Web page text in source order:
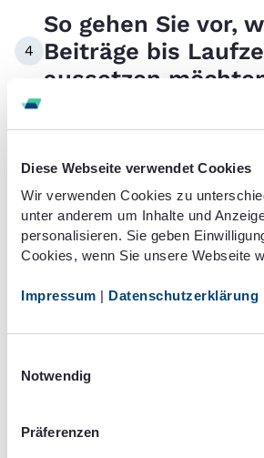
Diese Webseite verwendet Cookies
Wir verwenden Cookies zu
unter anderem um Inhalte und
personalisieren. Sie geben
Cookies, wenn Sie unsere Webseite
Impressum | Datenschutzerklärung
Notwendig
Präferenzen
4
So gehen Sie vor,
Beiträge bis
aussetzen
Wenn Sie sich entschieden
stellen, dann ist dies mit
geringen Aufwand
Versicherer schreiben nur
vor, welcherkeine
einhalten muss. Damit Sie
oder Fax) an den
Rückschein oder den
haben Sie immer einen